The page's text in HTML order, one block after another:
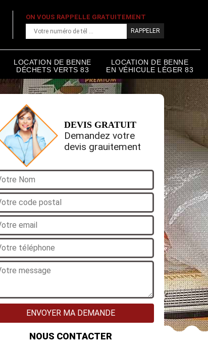
ON VOUS RAPPELLE GRATUITEMENT
LOCATION DE BENNE
DÉCHETS VERTS 83
LOCATION DE BENNE
EN VÉHICULE LÉGER 83
DEVIS GRATUIT
Demandez votre
devis grauitement
NOUS CONTACTER